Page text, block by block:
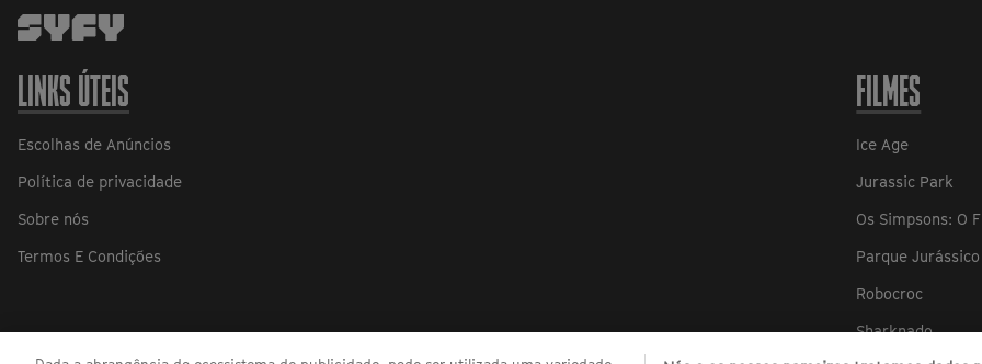
LINKS ÚTEIS
Escolhas de Anúncios
Política de privacidade
Sobre nós
Termos E Condições
FILMES
Ice Age
Jurassic Park
Os Simpsons: O
Parque Jurássico
Robocroc
Sharknado